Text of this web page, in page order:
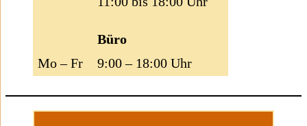
Büro
Mo – Fr
9:00 – 18:00 Uhr